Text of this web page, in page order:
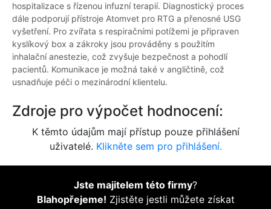
hospitalizace s řízenou infuzní terapií. Diagnostický proces
dále podporují přístroje Atomvet pro RTG a přenosné USG
vyšetření. Pro zvířata s respiračními potížemi je připraven
kyslíkový box a zákroky jsou prováděny s použitím
inhalační anestezie, což zvyšuje bezpečnost a pohodlí
pacientů. Komunikace je možná také v angličtině, což
usnadňuje péči o mezinárodní klientelu.
Zdroje pro výpočet hodnocení:
K těmto údajům mají přístup pouze přihlášení
uživatelé. Klikněte sem pro přihlášení.
Jste majitelem této firmy?
Blahopřejeme! Zjistěte jestli můžete získat